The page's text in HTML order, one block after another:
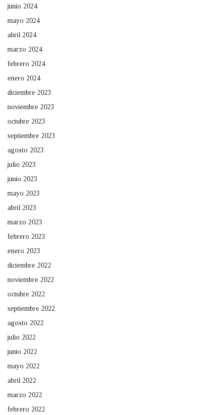
junio 2024
mayo 2024
abril 2024
marzo 2024
febrero 2024
enero 2024
diciembre 2023
noviembre 2023
octubre 2023
septiembre 2023
agosto 2023
julio 2023
junio 2023
mayo 2023
abril 2023
marzo 2023
febrero 2023
enero 2023
diciembre 2022
noviembre 2022
octubre 2022
septiembre 2022
agosto 2022
julio 2022
junio 2022
mayo 2022
abril 2022
marzo 2022
febrero 2022